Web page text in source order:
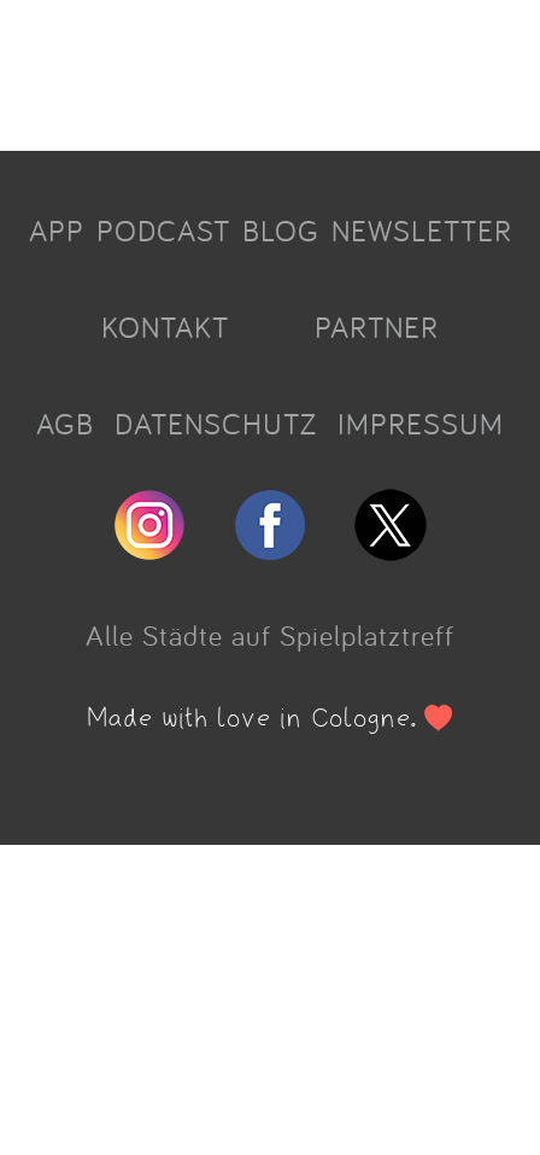
APP PODCAST BLOG NEWSLETTER
KONTAKT PARTNER
AGB DATENSCHUTZ IMPRESSUM
Alle Städte auf Spielplatztreff
Made with love in Cologne.